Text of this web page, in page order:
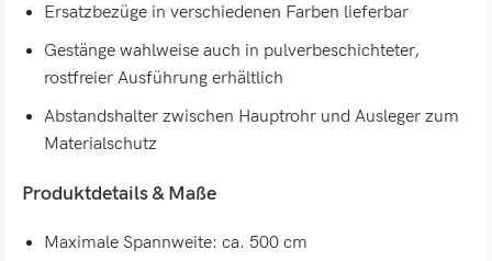
Ersatzbezüge in verschiedenen Farben lieferbar
Gestänge wahlweise auch in pulverbeschichteter,
rostfreier Ausführung erhältlich
Abstandshalter zwischen Hauptrohr und Ausleger zum
Materialschutz
Produktdetails & Maße
Maximale Spannweite: ca. 500 cm